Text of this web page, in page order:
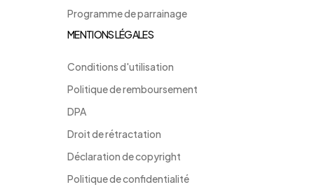
Programme de parrainage
MENTIONS LÉGALES
Conditions d'utilisation
Politique de remboursement
DPA
Droit de rétractation
Déclaration de copyright
Politique de confidentialité